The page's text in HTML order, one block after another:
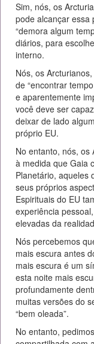
Sim, nós, os
pode alcançar essa
“demora algum
diários, para
interno.
Nós, os
de “encontrar
e aparentemente
você deve ser
deixar de lado
próprio EU.
No entanto, nós, os
à medida que Gaia
Planetário, aqueles
seus próprios
Espirituais do EU
experiência
elevadas da
Nós percebemos
mais escura antes
mais escura é um
esta noite mais
profundamente
muitas versões do
“bem oleada”.
No entanto,